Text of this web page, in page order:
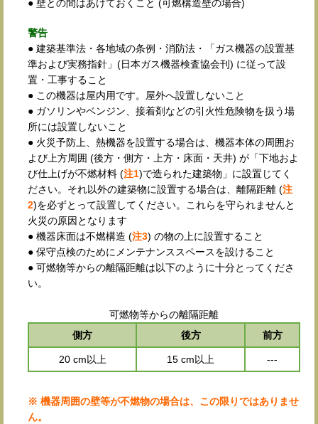
● 壁との間はあけておくこと (可燃構造壁の場合)
警告
● 建築基準法・各地域の条例・消防法・「ガス機器の設置基
準および実務指針」(日本ガス機器検査協会刊) に従って設
置・工事すること
● この機器は屋内用です。屋外へ設置しないこと
● ガソリンやベンジン、接着剤などの引火性危険物を扱う場
所には設置しないこと
● 火災予防上、熱機器を設置する場合は、機器本体の周囲お
よび上方周囲 (後方・側方・上方・床面・天井) が「下地およ
び仕上げが不燃材料 (注1)で造られた建築物」に設置じてく
ださい。それ以外の建築物に設置する場合は、離隔距離 (注
2)を必ずとって設置してください。これらを守られませんと
火災の原因となります
● 機器床面は不燃構造 (注3) の物の上に設置すること
● 保守点検のためにメンテナンススペースを設けること
● 可燃物等からの離隔距離は以下のように十分とってくださ
い。
可燃物等からの離隔距離
側方
後方 前方
20 cm以上 15 cm以上 ---
※ 機器周囲の壁等が不燃物の場合は、この限りではありませ
ん。